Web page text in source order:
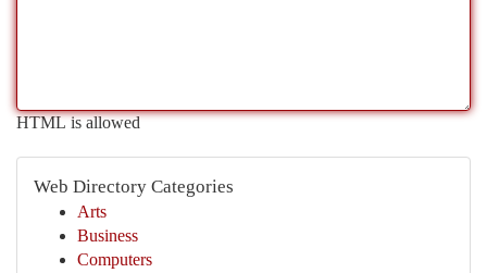
HTML is allowed
Web Directory Categories
Arts
Business
Computers